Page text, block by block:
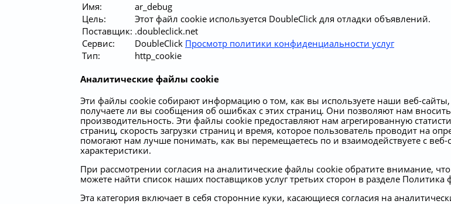
Имя:
ar_debug
Цель:
Этот файл cookie используется DoubleClick для отладки объявлений.
Поставщик: .doubleclick.net
Сервис:
DoubleClick Просмотр политики конфиденциальности услуг
Тип:
http_cookie
Аналитические файлы cookie
Эти файлы cookie собирают информацию о том, как вы используете наши веб-
получаете ли вы сообщения об ошибках с этих страниц. Они позволяют нам
производительность. Эти файлы cookie предоставляют нам агрегированную
страниц, скорость загрузки страниц и время, которое пользователь проводит на
помогают нам лучше понимать, как вы перемещаетесь по и взаимодействуете с
характеристики.
При рассмотрении согласия на аналитические файлы cookie обратите внимание,
можете найти список наших поставщиков услуг третьих сторон в разделе
Эта категория включает в себя сторонние куки, касающиеся согласия на